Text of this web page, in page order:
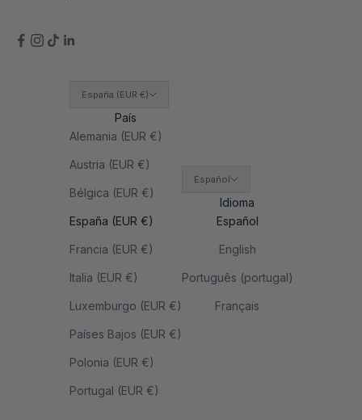
España (EUR €)
País
Alemania (EUR €)
Austria (EUR €)
Bélgica (EUR €)
España (EUR €)
Francia (EUR €)
Italia (EUR €)
Luxemburgo (EUR €)
Países Bajos (EUR €)
Polonia (EUR €)
Portugal (EUR €)
Español
Idioma
Español
English
Português (portugal)
Français